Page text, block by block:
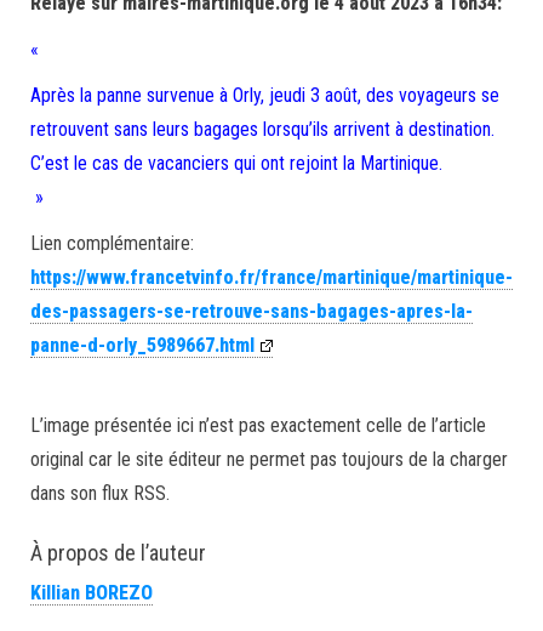
«
Après la panne survenue à Orly, jeudi 3 août, des voyageurs se
retrouvent sans leurs bagages lorsqu’ils arrivent à destination.
C’est le cas de vacanciers qui ont rejoint la Martinique.
»
Lien complémentaire:
https://www.francetvinfo.fr/france/martinique/martinique-
des-passagers-se-retrouve-sans-bagages-apres-la-
panne-d-orly_5989667.html
L’image présentée ici n’est pas exactement celle de l’article
original car le site éditeur ne permet pas toujours de la charger
dans son flux RSS.
À propos de l’auteur
Killian BOREZO